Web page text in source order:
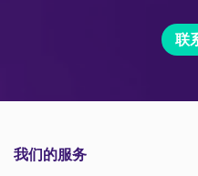
联
我们的服务